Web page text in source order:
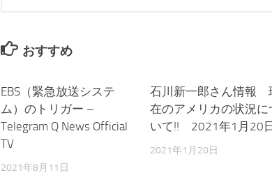
おすすめ
EBS（緊急放送システ
ム）のトリガー –
Telegram Q News Official
TV
2021年8月11日
石川新一郎さん情報
在のアメリカの状況に
いて!! 2021年1月20日
2021年1月20日